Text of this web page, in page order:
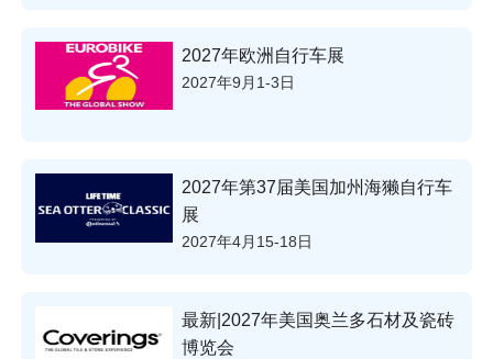
2027年欧洲自行车展
2027年9月1-3日
2027年第37届美国加州海獭自行车
展
2027年4月15-18日
最新|2027年美国奥兰多石材及瓷砖
博览会